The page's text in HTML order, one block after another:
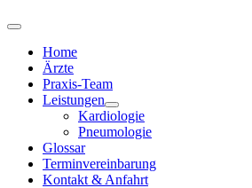
Home
Ärzte
Praxis-Team
Leistungen
Kardiologie
Pneumologie
Glossar
Terminvereinbarung
Kontakt & Anfahrt